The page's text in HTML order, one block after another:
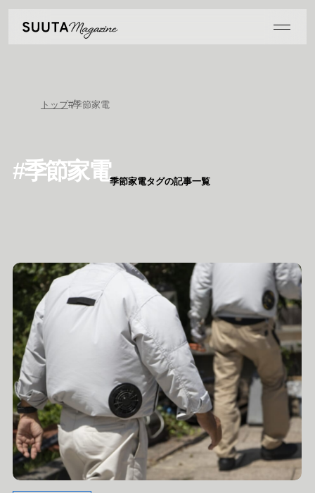
トップ#季節家電
#季節家電季節家電タグの記事一覧